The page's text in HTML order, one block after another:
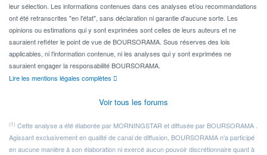
leur sélection. Les informations contenues dans ces analyses et/ou recommandations
ont été retranscrites "en l'état", sans déclaration ni garantie d'aucune sorte. Les
opinions ou estimations qui y sont exprimées sont celles de leurs auteurs et ne
sauraient refléter le point de vue de BOURSORAMA. Sous réserves des lois
applicables, ni l'information contenue, ni les analyses qui y sont exprimées ne
sauraient engager la responsabilité BOURSORAMA.
Lire les mentions légales complètes
Voir tous les forums
(1) Cette analyse a été élaborée par MORNINGSTAR et diffusée par BOURSORAMA .
Agissant exclusivement en qualité de canal de diffusion, BOURSORAMA n'a participé
en aucune manière à son élaboration ni exercé aucun pouvoir discrétionnaire quant à